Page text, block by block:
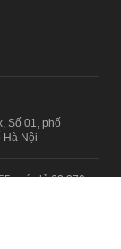
Số 01, phố
Hà Nội
máy lẻ 62.370